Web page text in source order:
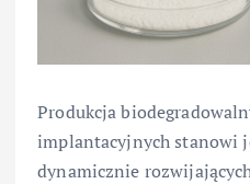
Produkcja
implantacyjnych stanowi
dynamicznie